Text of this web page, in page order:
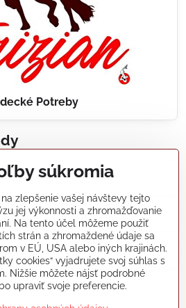
Potreby
jazierok, bazénov, fontán,
?ref=hl
súkromia
zlepšenie vašej návštevy tejto
jej výkonnosti a zhromažďovanie
Na tento účel môžeme použiť
strán a zhromaždené údaje sa
v EÚ, USA alebo iných krajinách.
cookies“ vyjadrujete svoj súhlas s
Nižšie môžete nájsť podrobné
upraviť svoje preferencie.